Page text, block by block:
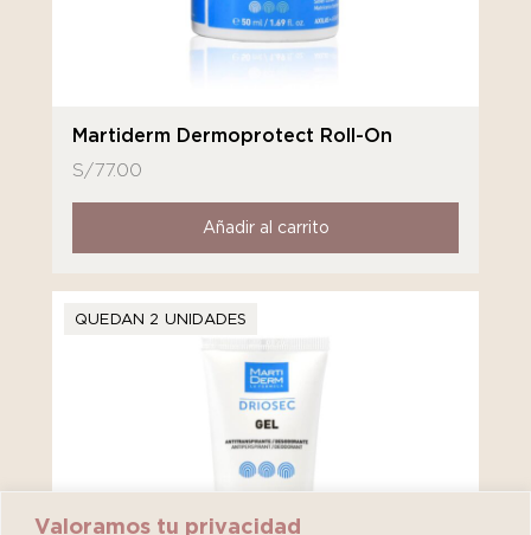
Valoramos tu privacidad
Martiderm Dermoprotect Roll-On
S/77.00
Añadir al carrito
QUEDAN 2 UNIDADES